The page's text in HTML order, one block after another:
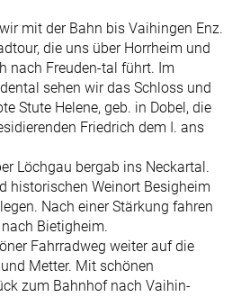
mit der Bahn bis Vaihingen Enz.
die uns über Horrheim und
nach Freuden-tal führt. Im
sehen wir das Schloss und
Stute Helene, geb. in Dobel, die
Friedrich dem I. ans
Löchgau bergab ins Neckartal.
historischen Weinort Besigheim
Nach einer Stärkung fahren
Bietigheim.
Fahrradweg weiter auf die
Metter. Mit schönen
zum Bahnhof nach Vaihin-